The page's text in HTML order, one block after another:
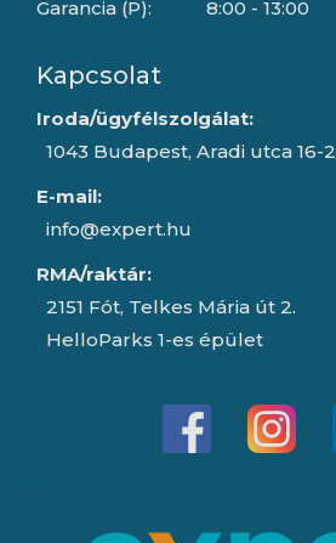
Garancia (P):
8:00 - 13:00
Kapcsolat
Iroda/ügyfélszolgálat:
1043 Budapest, Aradi utca 16-
E-mail:
info@expert.hu
RMA/raktár:
2151 Fót, Telkes Mária út 2.
HelloParks 1-es épület